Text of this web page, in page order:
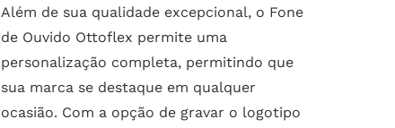
Além de sua qualidade excepcional, o Fone
de Ouvido Ottoflex permite uma
personalização completa, permitindo que
sua marca se destaque em qualquer
ocasião. Com a opção de gravar o logotipo